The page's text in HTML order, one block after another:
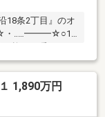
2丁目』のオ
・‥…━━━☆○1
吹き抜けのキャ
採用○優れた収
を備え生活空間
徒歩5分圏内。ス
1,890万円